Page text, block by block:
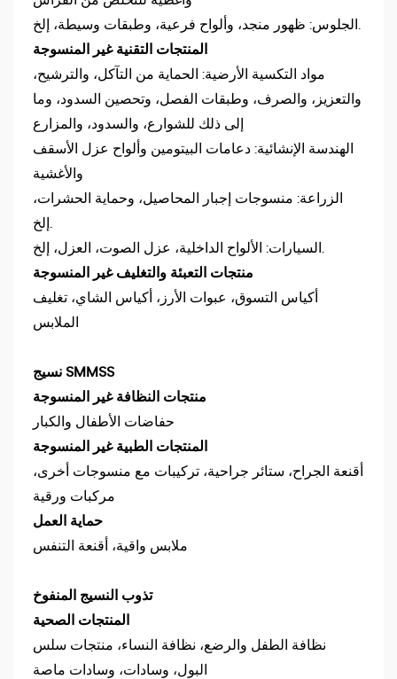
الجلوس: ظهور منجد، وألواح فرعية، وطبقات وسيطة، إلخ.
المنتجات التقنية غير المنسوجة
مواد التكسية الأرضية: الحماية من التآكل، والترشيح،
والتعزيز، والصرف، وطبقات الفصل، وتحصين السدود، وما
إلى ذلك للشوارع، والسدود، والمزارع
الهندسة الإنشائية: دعامات البيتومين وألواح عزل الأسقف
والأغشية
الزراعة: منسوجات إجبار المحاصيل، وحماية الحشرات،
إلخ.
السيارات: الألواح الداخلية، عزل الصوت، العزل، إلخ.
منتجات التعبئة والتغليف غير المنسوجة
أكياس التسوق، عبوات الأرز، أكياس الشاي، تغليف
الملابس
نسيج SMMSS
منتجات النظافة غير المنسوجة
حفاضات الأطفال والكبار
المنتجات الطبية غير المنسوجة
أقنعة الجراح، ستائر جراحية، تركيبات مع منسوجات أخرى،
مركبات ورقية
حماية العمل
تذوب النسيج المنفوخ
المنتجات الصحية
نظافة الطفل والرضع، نظافة النساء، منتجات سلس
البول، وسادات، وسادات ماصة